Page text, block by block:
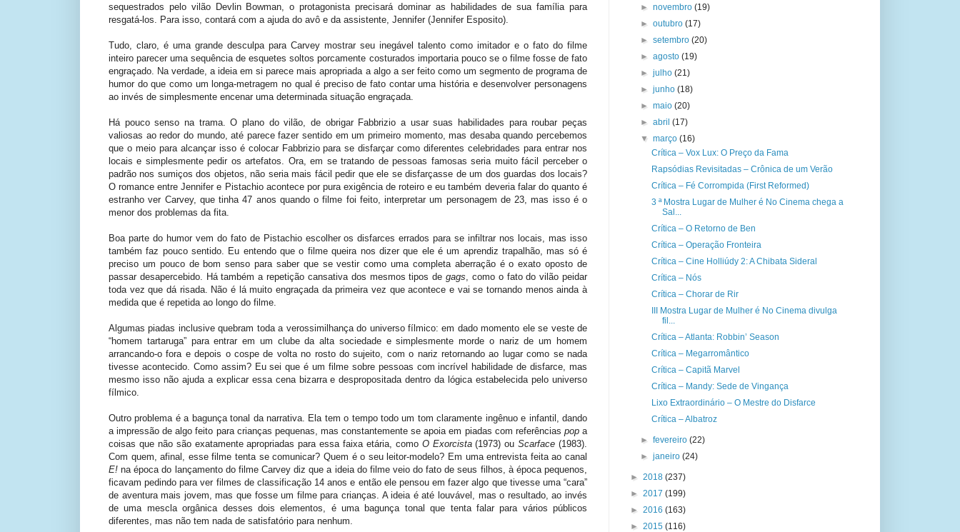
sequestrados pelo vilão Devlin Bowman, o protagonista precisará dominar as habilidades de sua família para
resgatá-los. Para isso, contará com a ajuda do avô e da assistente, Jennifer (Jennifer Esposito).
Tudo, claro, é uma grande desculpa para Carvey mostrar seu inegável talento como imitador e o fato do filme
inteiro parecer uma sequência de esquetes soltos porcamente costurados importaria pouco se o filme fosse de fato
engraçado. Na verdade, a ideia em si parece mais apropriada a algo a ser feito como um segmento de programa de
humor do que como um longa-metragem no qual é preciso de fato contar uma história e desenvolver personagens
ao invés de simplesmente encenar uma determinada situação engraçada.
Há pouco senso na trama. O plano do vilão, de obrigar Fabbrizio a usar suas habilidades para roubar peças
valiosas ao redor do mundo, até parece fazer sentido em um primeiro momento, mas desaba quando percebemos
que o meio para alcançar isso é colocar Fabbrizio para se disfarçar como diferentes celebridades para entrar nos
locais e simplesmente pedir os artefatos. Ora, em se tratando de pessoas famosas seria muito fácil perceber o
padrão nos sumiços dos objetos, não seria mais fácil pedir que ele se disfarçasse de um dos guardas dos locais?
O romance entre Jennifer e Pistachio acontece por pura exigência de roteiro e eu também deveria falar do quanto é
estranho ver Carvey, que tinha 47 anos quando o filme foi feito, interpretar um personagem de 23, mas isso é o
menor dos problemas da fita.
Boa parte do humor vem do fato de Pistachio escolher os disfarces errados para se infiltrar nos locais, mas isso
também faz pouco sentido. Eu entendo que o filme queira nos dizer que ele é um aprendiz trapalhão, mas só é
preciso um pouco de bom senso para saber que se vestir como uma completa aberração é o exato oposto de
passar desapercebido. Há também a repetição cansativa dos mesmos tipos degags , como o fato do vilão peidar
toda vez que dá risada. Não é lá muito engraçada da primeira vez que acontece e vai se tornando menos ainda à
medida que é repetida ao longo do filme.
Algumas piadas inclusive quebram toda a verossimilhança do universo fílmico: em dado momento ele se veste de
“homem tartaruga” para entrar em um clube da alta sociedade e simplesmente morde o nariz de um homem
arrancando-o fora e depois o cospe de volta no rosto do sujeito, com o nariz retornando ao lugar como se nada
tivesse acontecido. Como assim? Eu sei que é um filme sobre pessoas com incrível habilidade de disfarce, mas
mesmo isso não ajuda a explicar essa cena bizarra e despropositada dentro da lógica estabelecida pelo universo
fílmico.
Outro problema é a bagunça tonal da narrativa. Ela tem o tempo todo um tom claramente ingênuo e infantil, dando
a impressão de algo feito para crianças pequenas, mas constantemente se apoia em piadas com referências popa
coisas que não são exatamente apropriadas para essa faixa etária, como O Exorcista(1973) ouScarface (1983).
Com quem, afinal, esse filme tenta se comunicar? Quem é o seu leitor-modelo? Em uma entrevista feita ao canal
E!na época do lançamento do filme Carvey diz que a ideia do filme veio do fato de seus filhos, à época pequenos,
ficavam pedindo para ver filmes de classificação 14 anos e então ele pensou em fazer algo que tivesse uma “cara”
de aventura mais jovem, mas que fosse um filme para crianças. A ideia é até louvável, mas o resultado, ao invés
de uma mescla orgânica desses dois elementos, é uma bagunça tonal que tenta falar para vários públicos
diferentes, mas não tem nada de satisfatório para nenhum.
►novembro(19)
►outubro(17)
►setembro(20)
►agosto(19)
►julho(21)
►junho(18)
►maio(20)
►abril(17)
▼março(16)
Crítica – Vox Lux: O Preço da Fama
Rapsódias Revisitadas – Crônica de um Verão
Crítica – Fé Corrompida (First Reformed)
3 ª Mostra Lugar de Mulher é No Cinema chega a
Sal...
Crítica – O Retorno de Ben
Crítica – Operação Fronteira
Crítica – Cine Holliúdy 2: A Chibata Sideral
Crítica – Nós
Crítica – Chorar de Rir
III Mostra Lugar de Mulher é No Cinema divulga
fil...
Crítica – Atlanta: Robbin’ Season
Crítica – Megarromântico
Crítica – Capitã Marvel
Crítica – Mandy: Sede de Vingança
Lixo Extraordinário – O Mestre do Disfarce
Crítica – Albatroz
►fevereiro(22)
►janeiro(24)
► 2018 (237)
► 2017 (199)
► 2016 (163)
► 2015 (116)